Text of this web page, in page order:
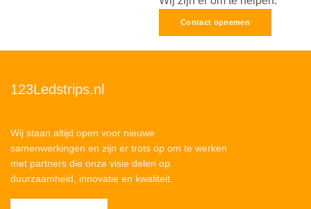
Contact opnemen
123Ledstrips.nl
Wij staan altijd open voor nieuwe
samenwerkingen en zijn er trots op om te werken
met partners die onze visie delen op
duurzaamheid, innovatie en kwaliteit.